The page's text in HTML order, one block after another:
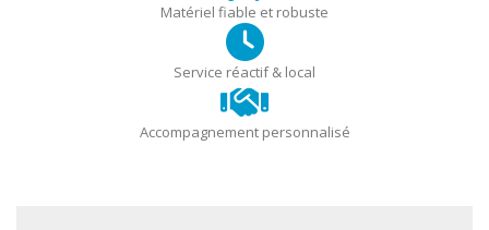
Matériel fiable et robuste
Service réactif & local
Accompagnement personnalisé